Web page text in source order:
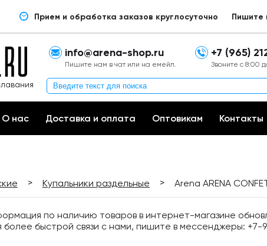
Прием и обработка заказов круглосуточно Пишите
info@arena-shop.ru
Пишите нам в чат или на емейл.
+7 (965)
Звоните с 8:00
О нас Доставка и оплата Оптовикам Контакты
> Купальники раздельные > Arena ARENA
по наличию товаров в интернет-магазине
более быстрой связи с нами, пишите в мессенджеры: +7-